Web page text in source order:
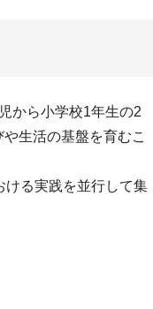
から小学校1年生の2
生活の基盤を育むこ
る実践を並行して集